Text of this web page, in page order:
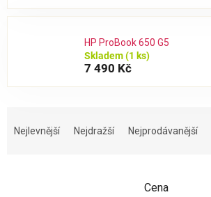
HP ProBook 650 G5
Skladem(1 ks)
7 490 Kč
Nejlevnější Nejdražší Nejprodávanější
Cena